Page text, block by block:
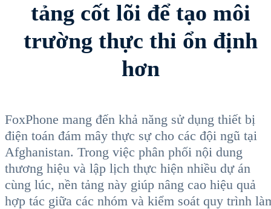
tảng cốt lõi để tạo môi
trường thực thi ổn định
hơn
FoxPhone mang đến khả năng sử dụng thiết bị
điện toán đám mây thực sự cho các đội ngũ tại
Afghanistan. Trong việc phân phối nội dung
thương hiệu và lập lịch thực hiện nhiều dự án
cùng lúc, nền tảng này giúp nâng cao hiệu quả
hợp tác giữa các nhóm và kiểm soát quy trình